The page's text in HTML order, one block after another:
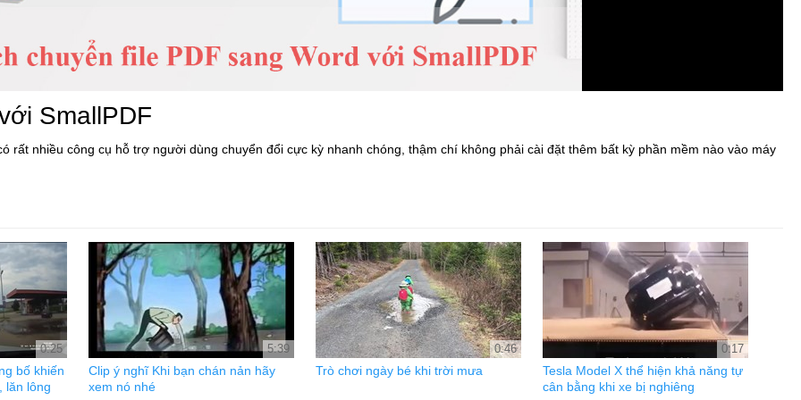
SmallPDF
rất nhiều công cụ hỗ trợ người dùng chuyển đổi cực kỳ nhanh chóng, thậm chí không phải cài đặt thêm bất kỳ phần mềm nào vào máy
0:25
bố khiến
lăn lông
5:39
Clip ý nghĩ Khi bạn chán nản hãy
xem nó nhé
0:46
Trò chơi ngày bé khi trời mưa
0:17
Tesla Model X thể hiện khả năng tự
cân bằng khi xe bị nghiêng